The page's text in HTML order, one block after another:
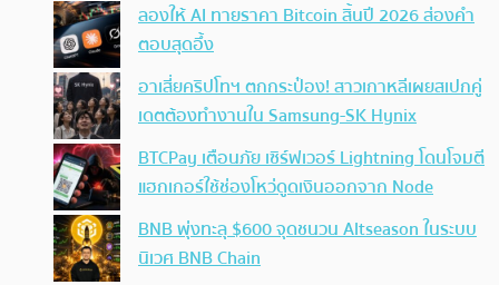
ลองให้ AI ทายราคา Bitcoin สิ้นปี 2026 ส่องคำ
ตอบสุดอึ้ง
อาเสี่ยคริปโทฯ ตกกระป๋อง! สาวเกาหลีเผยสเปกคู่
เดตต้องทำงานใน Samsung-SK Hynix
BTCPay เตือนภัย เซิร์ฟเวอร์ Lightning โดนโจมตี
แฮกเกอร์ใช้ช่องโหว่ดูดเงินออกจาก Node
BNB พุ่งทะลุ $600 จุดชนวน Altseason ในระบบ
นิเวศ BNB Chain